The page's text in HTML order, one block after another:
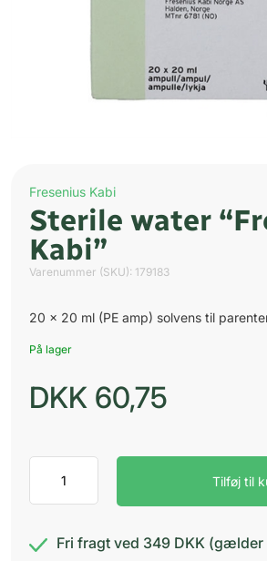
Fresenius Kabi
Sterile water
Kabi”
Varenummer (SKU): 179183
20 x 20 ml (PE amp) solvens til
På lager
DKK 60,75
"Fresenius
antal
Tilføj til
Fri fragt ved 349 DKK (gælder